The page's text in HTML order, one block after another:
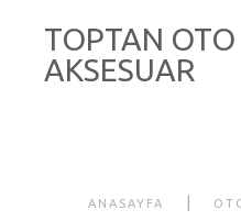
TOPTAN OTO
AKSESUAR
ANASAYFA